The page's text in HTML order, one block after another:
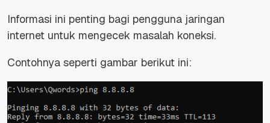
Informasi ini penting bagi pengguna jaringan
internet untuk mengecek masalah koneksi.
Contohnya seperti gambar berikut ini: